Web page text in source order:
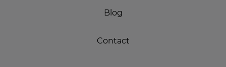
Blog
Contact